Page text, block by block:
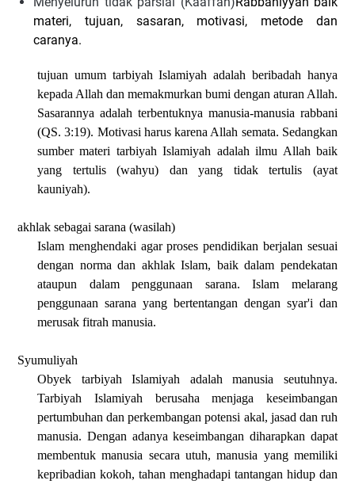
materi, tujuan, sasaran, motivasi, metode dan
caranya.
tujuan umum tarbiyah Islamiyah adalah beribadah hanya
kepada Allah dan memakmurkan bumi dengan aturan Allah.
Sasarannya adalah terbentuknya manusia-manusia rabbani
(QS. 3:19). Motivasi harus karena Allah semata. Sedangkan
sumber materi tarbiyah Islamiyah adalah ilmu Allah baik
yang tertulis (wahyu) dan yang tidak tertulis (ayat
kauniyah).
akhlak sebagai sarana (wasilah)
Islam menghendaki agar proses pendidikan berjalan sesuai
dengan norma dan akhlak Islam, baik dalam pendekatan
ataupun dalam penggunaan sarana. Islam melarang
penggunaan sarana yang bertentangan dengan syar'i dan
merusak fitrah manusia.
Syumuliyah
Obyek tarbiyah Islamiyah adalah manusia seutuhnya.
Tarbiyah Islamiyah berusaha menjaga keseimbangan
pertumbuhan dan perkembangan potensi akal, jasad dan ruh
manusia. Dengan adanya keseimbangan diharapkan dapat
membentuk manusia secara utuh, manusia yang memiliki
kepribadian kokoh, tahan menghadapi tantangan hidup dan